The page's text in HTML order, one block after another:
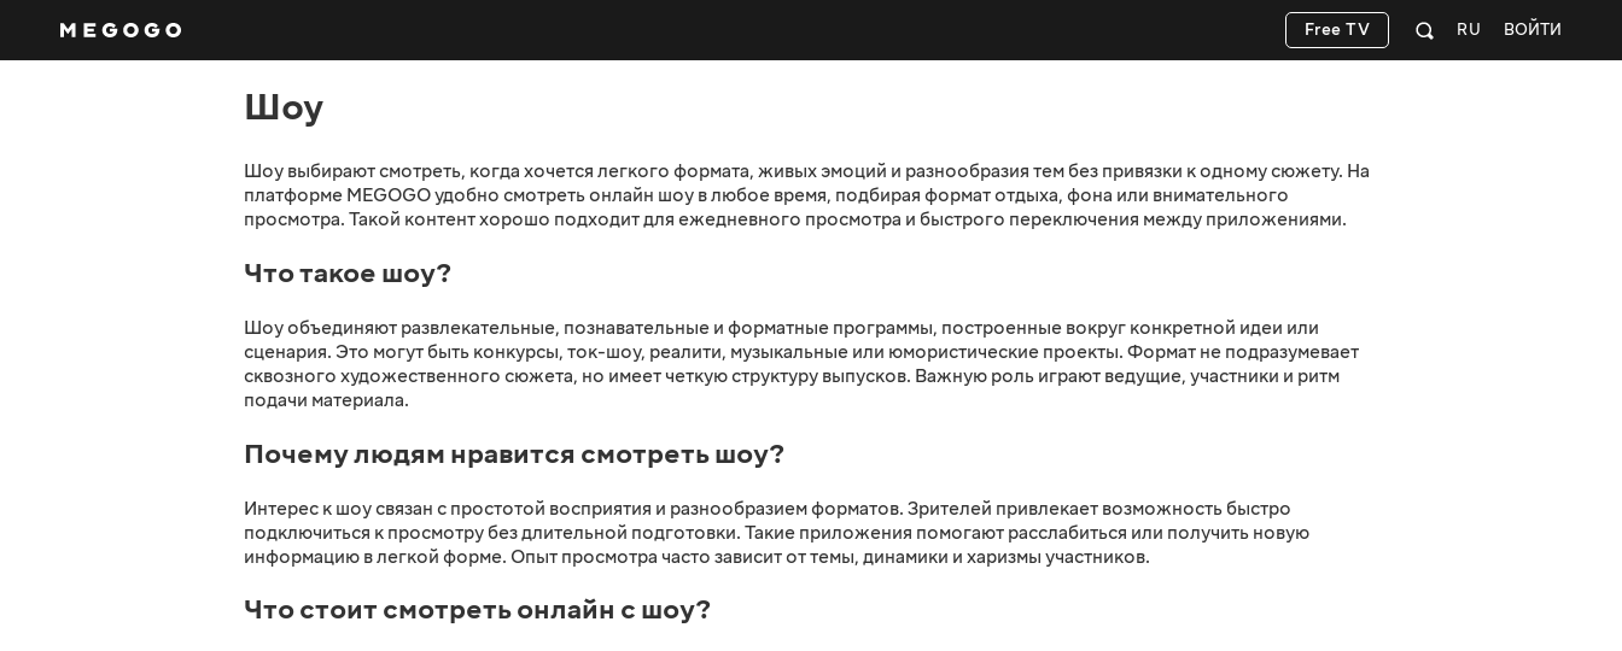
ВОЙТИ
RU
Free TV
Шоу
Шоу выбирают смотреть, когда хочется легкого формата, живых эмоций и разнообразия тем без привязки к одному сюжету. На
платформе MEGOGO удобно смотреть онлайн шоу в любое время, подбирая формат отдыха, фона или внимательного
просмотра. Такой контент хорошо подходит для ежедневного просмотра и быстрого переключения между приложениями.
Что такое шоу?
Шоу объединяют развлекательные, познавательные и форматные программы, построенные вокруг конкретной идеи или
сценария. Это могут быть конкурсы, ток-шоу, реалити, музыкальные или юмористические проекты. Формат не подразумевает
сквозного художественного сюжета, но имеет четкую структуру выпусков. Важную роль играют ведущие, участники и ритм
подачи материала.
Почему людям нравится смотреть шоу?
Интерес к шоу связан с простотой восприятия и разнообразием форматов. Зрителей привлекает возможность быстро
подключиться к просмотру без длительной подготовки. Такие приложения помогают расслабиться или получить новую
информацию в легкой форме. Опыт просмотра часто зависит от темы, динамики и харизмы участников.
Что стоит смотреть онлайн с шоу?